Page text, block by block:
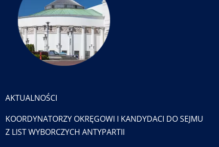
AKTUALNOŚCI
KOORDYNATORZY OKRĘGOWI I KANDYDACI DO SEJMU
Z LIST WYBORCZYCH ANTYPARTII